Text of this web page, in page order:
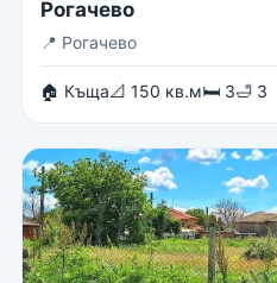
Рогачево
📍 Рогачево
🏠 Къща📐 150 кв.м🛏 3🛁 3